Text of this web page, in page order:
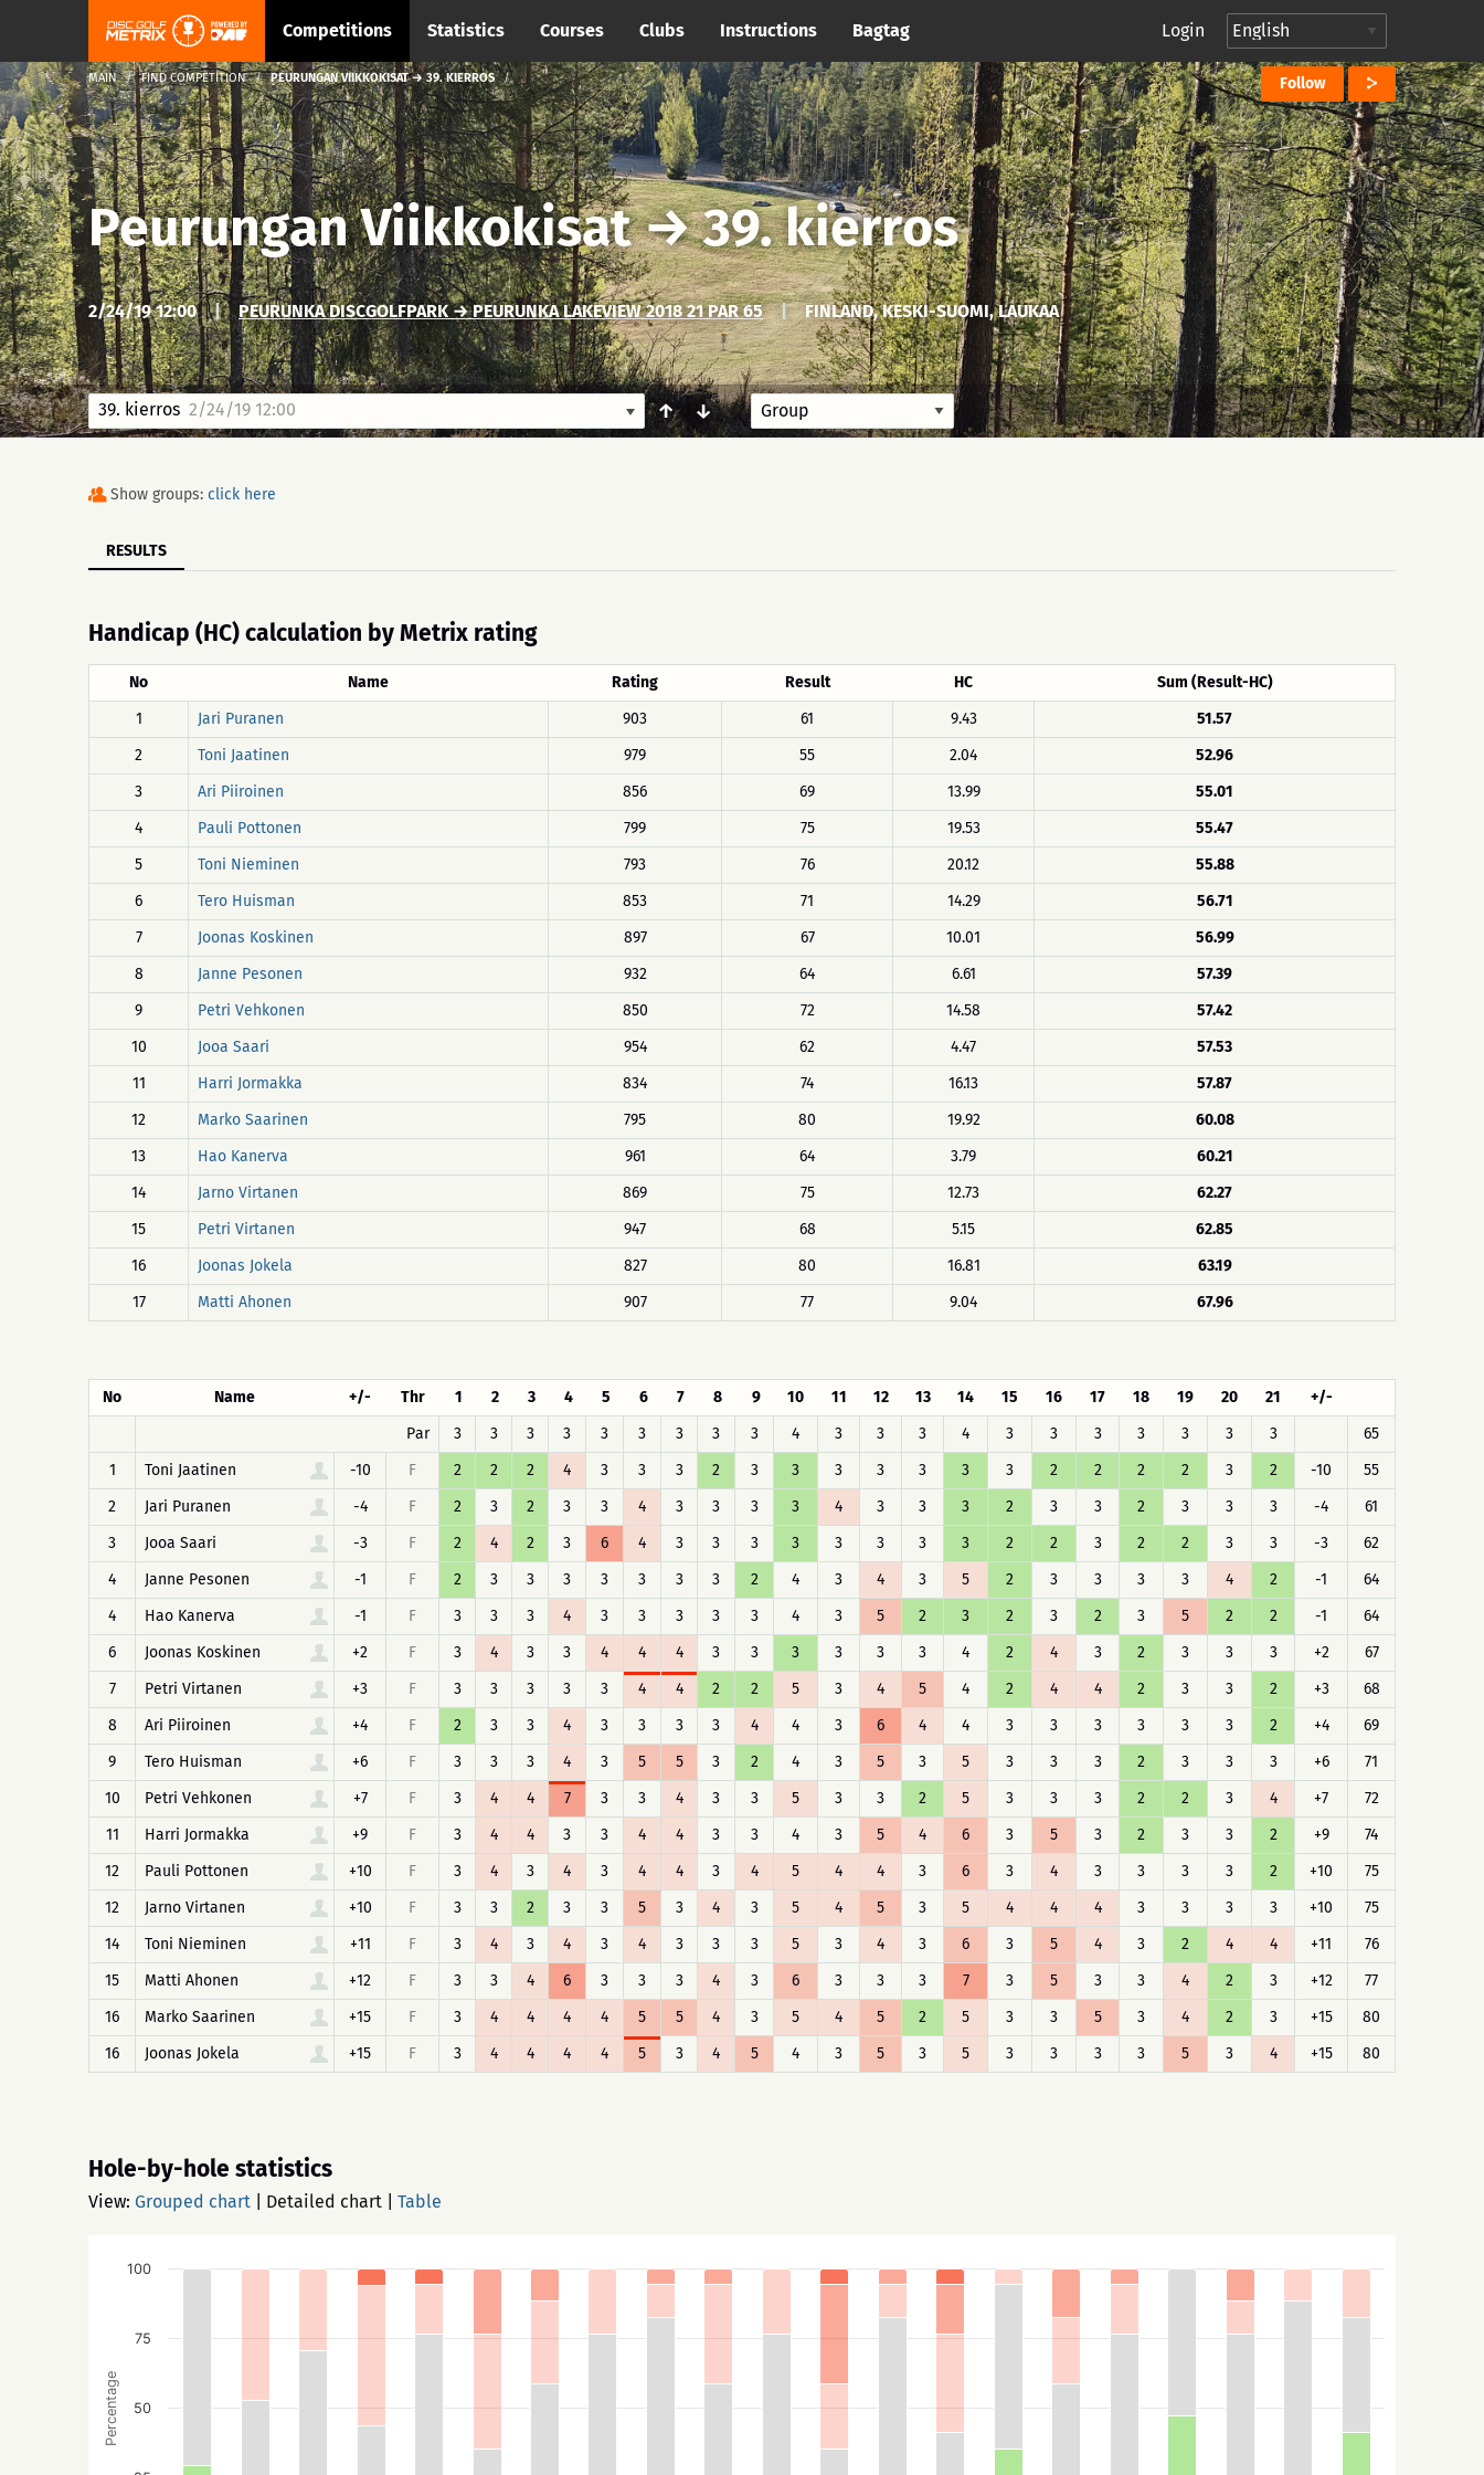
Competitions Statistics Courses Clubs Instructions Bagtag Login
MAIN FIND COMPETITION PEURUNGAN VIIKKOKISAT → 39. KIERROS Follow
Peurungan Viikkokisat→39. kierros
2/24/19 12:00 | PEURUNKA DISCGOLFPARK → PEURUNKA LAKEVIEW 2018 21 PAR 65 | FINLAND, KESKI-SUOMI, LAUKAA
39. kierros 2/24/19 12:00 ↑ ↓
Show groups: click here
RESULTS
Handicap (HC) calculation by Metrix rating
No Name Rating Result HC
Sum (Result-HC)
1
Jari Puranen 903 61 9.43
51.57
2
Toni Jaatinen 979 55 2.04
52.96
3
Ari Piiroinen 856 69 13.99
55.01
4
Pauli Pottonen 799 75 19.53
55.47
5
Toni Nieminen 793 76 20.12
55.88
6
Tero Huisman 853 71 14.29
56.71
7
Joonas Koskinen 897 67 10.01
56.99
8
Janne Pesonen 932 64 6.61
57.39
9
Petri Vehkonen 850 72 14.58
57.42
10
Jooa Saari 954 62 4.47
57.53
11
Harri Jormakka 834 74 16.13
57.87
12
Marko Saarinen 795 80 19.92
60.08
13
Hao Kanerva 961 64 3.79
60.21
14
Jarno Virtanen 869 75 12.73
62.27
15
Petri Virtanen 947 68 5.15
62.85
16
Joonas Jokela 827 80 16.81
63.19
17
Matti Ahonen 907 77 9.04 67.96
No Name +/- Thr 1 2 3 4 5 6 7 8 9 10 11 12 13 14 15 16 17 18 19 20 21
+/-
Par
3 3 3 3 3 3 3 3 3 4 3 3 3 4 3 3 3 3 3 3 3
65
1
Toni Jaatinen -10 F 2 2 2 4 3 3 3 2 3 3 3 3 3 3 3 2 2 2 2 3 2 -10
55
2
Jari Puranen -4 F 2 3 2 3 3 4 3 3 3 3 4 3 3 3 2 3 3 2 3 3 3 -4
61
3
Jooa Saari -3 F 2 4 2 3 6 4 3 3 3 3 3 3 3 3 2 2 3 2 2 3 3 -3
62
4
Janne Pesonen -1 F 2 3 3 3 3 3 3 3 2 4 3 4 3 5 2 3 3 3 3 4 2 -1
64
4
Hao Kanerva -1 F 3 3 3 4 3 3 3 3 3 4 3 5 2 3 2 3 2 3 5 2 2 -1
64
6
Joonas Koskinen +2 F 3 4 3 3 4 4 4 3 3 3 3 3 3 4 2 4 3 2 3 3 3 +2
67
7
Petri Virtanen +3 F 3 3 3 3 3 4 4 2 2 5 3 4 5 4 2 4 4 2 3 3 2 +3
68
8
Ari Piiroinen +4 F 2 3 3 4 3 3 3 3 4 4 3 6 4 4 3 3 3 3 3 3 2 +4
69
9
Tero Huisman +6 F 3 3 3 4 3 5 5 3 2 4 3 5 3 5 3 3 3 2 3 3 3 +6
71
10
Petri Vehkonen +7 F 3 4 4 7 3 3 4 3 3 5 3 3 2 5 3 3 3 2 2 3 4 +7
72
11
Harri Jormakka +9 F 3 4 4 3 3 4 4 3 3 4 3 5 4 6 3 5 3 2 3 3 2 +9
74
12
Pauli Pottonen +10 F 3 4 3 4 3 4 4 3 4 5 4 4 3 6 3 4 3 3 3 3 2 +10
75
12
Jarno Virtanen +10 F 3 3 2 3 3 5 3 4 3 5 4 5 3 5 4 4 4 3 3 3 3 +10
75
14
Toni Nieminen +11 F 3 4 3 4 3 4 3 3 3 5 3 4 3 6 3 5 4 3 2 4 4 +11
76
15
Matti Ahonen +12 F 3 3 4 6 3 3 3 4 3 6 3 3 3 7 3 5 3 3 4 2 3 +12
77
16
Marko Saarinen +15 F 3 4 4 4 4 5 5 4 3 5 4 5 2 5 3 3 5 3 4 2 3 +15
80
16
Joonas Jokela +15 F 3 4 4 4 4 5 3 4 5 4 3 5 3 5 3 3 3 3 5 3 4 +15 80
Hole-by-hole statistics
View: Grouped chart Detailed chart Table
Percentage 50
75
100